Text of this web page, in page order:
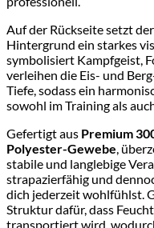
Auf der Rückseite setzt
Hintergrund ein starkes
symbolisiert Kampfgeist,
verleihen die Eis- und
Tiefe, sodass ein
sowohl im Training als
Gefertigt aus Premium
Polyester-Gewebe ,
stabile und langlebige
strapazierfähig und
dich jederzeit wohlfühlst.
Struktur dafür, dass
transportiert wird,